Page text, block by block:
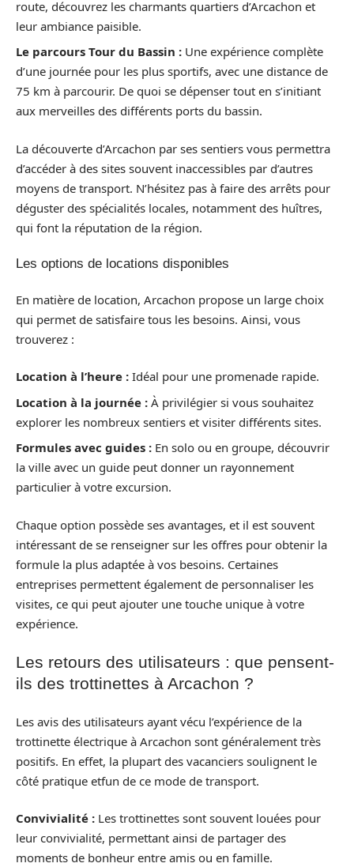
route, découvrez les charmants quartiers d’Arcachon et
leur ambiance paisible.
Le parcours Tour du Bassin : Une expérience complète
d’une journée pour les plus sportifs, avec une distance de
75 km à parcourir. De quoi se dépenser tout en s’initiant
aux merveilles des différents ports du bassin.
La découverte d’Arcachon par ses sentiers vous permettra
d’accéder à des sites souvent inaccessibles par d’autres
moyens de transport. N’hésitez pas à faire des arrêts pour
déguster des spécialités locales, notamment des huîtres,
qui font la réputation de la région.
Les options de locations disponibles
En matière de location, Arcachon propose un large choix
qui permet de satisfaire tous les besoins. Ainsi, vous
trouverez :
Location à l’heure : Idéal pour une promenade rapide.
Location à la journée : À privilégier si vous souhaitez
explorer les nombreux sentiers et visiter différents sites.
Formules avec guides : En solo ou en groupe, découvrir
la ville avec un guide peut donner un rayonnement
particulier à votre excursion.
Chaque option possède ses avantages, et il est souvent
intéressant de se renseigner sur les offres pour obtenir la
formule la plus adaptée à vos besoins. Certaines
entreprises permettent également de personnaliser les
visites, ce qui peut ajouter une touche unique à votre
expérience.
Les retours des utilisateurs : que pensent-
ils des trottinettes à Arcachon ?
Les avis des utilisateurs ayant vécu l’expérience de la
trottinette électrique à Arcachon sont généralement très
positifs. En effet, la plupart des vacanciers soulignent le
côté pratique etfun de ce mode de transport.
Convivialité : Les trottinettes sont souvent louées pour
leur convivialité, permettant ainsi de partager des
moments de bonheur entre amis ou en famille.